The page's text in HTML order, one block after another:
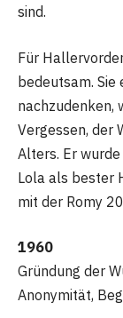
sind.
Für
bedeutsam.
nachzudenken,
Vergessen, der
Alters. Er
Lola als bester
mit der Romy
1960
Gründung der
Anonymität,